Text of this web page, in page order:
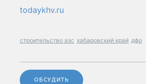
todaykhv.ru
строительство азс хабаровский край дфо
ОБСУДИТЬ